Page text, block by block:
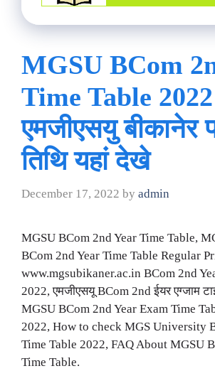
MGSU BCom
Time Table
एमजीएसयु बीकानेर
तिथि यहां देखे
December 17, 2022 by admin
MGSU BCom 2nd Year Time Table,
BCom 2nd Year Time Table Regular
www.mgsubikaner.ac.in BCom 2nd
2022, एमजीएसयू BCom 2nd ईयर एग्जाम
MGSU BCom 2nd Year Exam Time
2022, How to check MGS University
Time Table 2022, FAQ About MGSU
Time Table.